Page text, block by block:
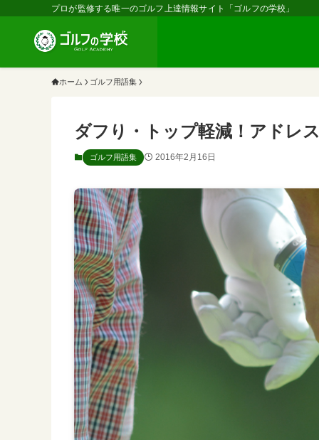
プロが監修する唯一のゴルフ上達情報サイト「ゴルフの学校」
ホーム ゴルフ用語集
ダフり・トップ軽減！アドレ
ゴルフ用語集 2016年2月16日